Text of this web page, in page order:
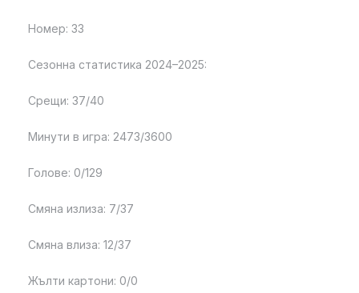
Номер: 33
Сезонна статистика 2024–2025:
Срещи: 37/40
Минути в игра: 2473/3600
Голове: 0/129
Смяна излиза: 7/37
Смяна влиза: 12/37
Жълти картони: 0/0